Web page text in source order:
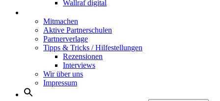
Wallraf digital
Mitmachen
Aktive Partnerschulen
Partnerverlage
Tipps & Tricks / Hilfestellungen
Rezensionen
Interviews
Wir über uns
Impressum